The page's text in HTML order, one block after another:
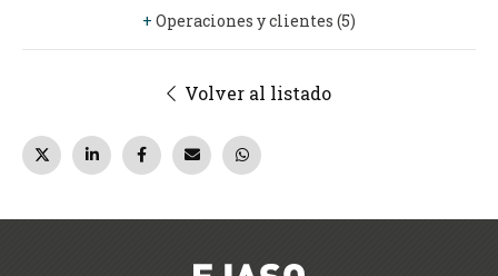
+ Operaciones y clientes (5)
Volver al listado